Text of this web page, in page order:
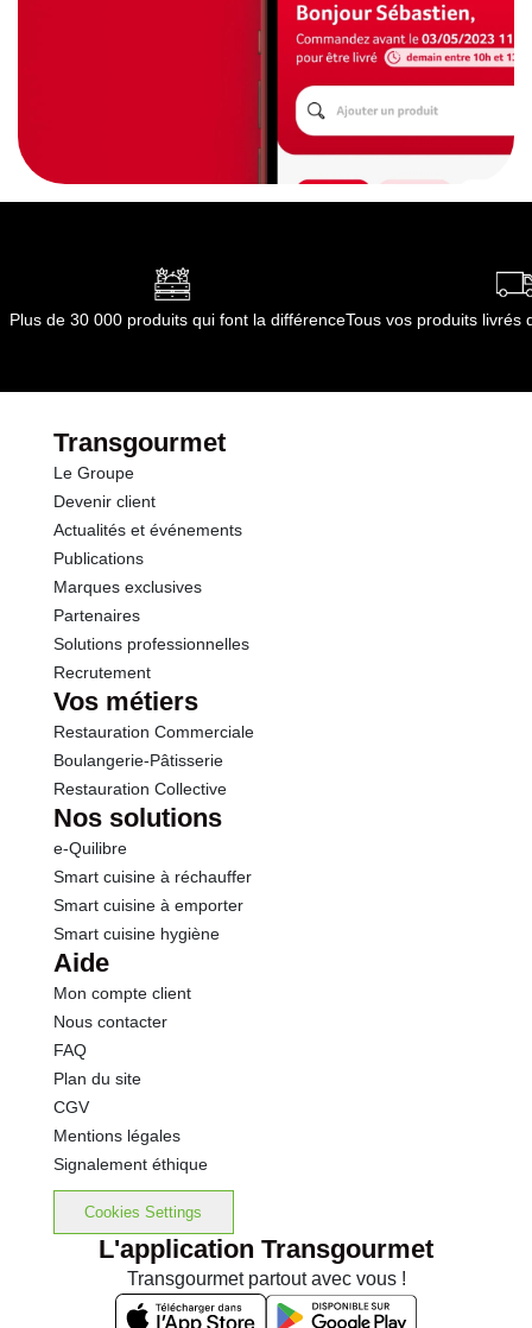
Plus de 30 000 produits qui font la différenceTous vos produits livrés
Transgourmet
Le Groupe
Devenir client
Actualités et événements
Publications
Marques exclusives
Partenaires
Solutions professionnelles
Recrutement
Vos métiers
Restauration Commerciale
Boulangerie-Pâtisserie
Restauration Collective
Nos solutions
e-Quilibre
Smart cuisine à réchauffer
Smart cuisine à emporter
Smart cuisine hygiène
Aide
Mon compte client
Nous contacter
FAQ
Plan du site
CGV
Mentions légales
Signalement éthique
Cookies Settings
L'application Transgourmet
Transgourmet partout avec vous !